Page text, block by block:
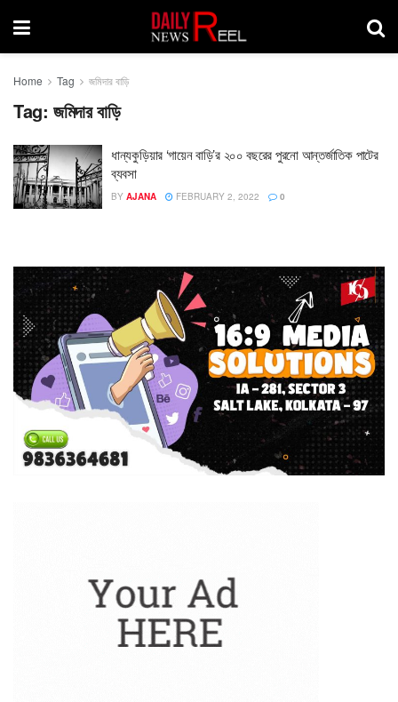
Home Tag জমিদার বাড়ি
Tag: জমিদার বাড়ি
ধান্যকুড়িয়ার ‘গায়েন বাড়ি’র ২০০ বছরের পুরনো আন্তর্জাতিক পাটের
ব্যবসা
BY AJANA FEBRUARY 2, 2022 0